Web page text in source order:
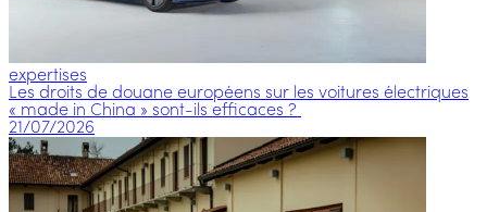
expertises
Les droits de douane européens sur les voitures électriques
« made in China » sont-ils efficaces ?
21/07/2026